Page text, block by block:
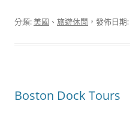
分類:美國 、 旅遊休閒 ，發佈日期:
Boston Dock Tours